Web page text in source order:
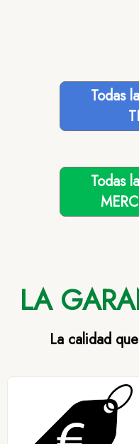
Todas
Todas
LA
La calidad